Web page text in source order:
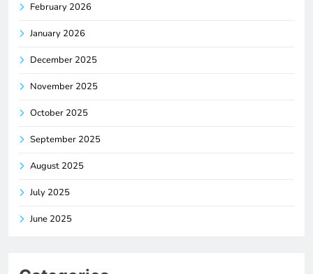
February 2026
January 2026
December 2025
November 2025
October 2025
September 2025
August 2025
July 2025
June 2025